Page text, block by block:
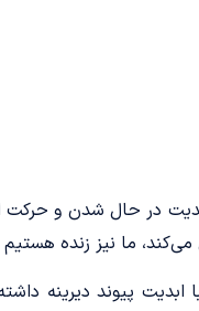
در حال شدن و حرکت
می‌کند، ما نیز زنده
پیوند دیرینه